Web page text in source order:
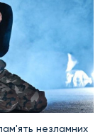
незламних